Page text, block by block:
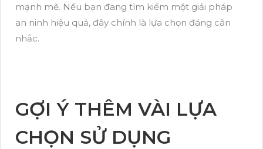
mạnh mẽ. Nếu bạn đang tìm kiếm một giải pháp
an ninh hiệu quả, đây chính là lựa chọn đáng cân
nhắc.
GỢI Ý THÊM VÀI LỰA
CHỌN SỬ DỤNG